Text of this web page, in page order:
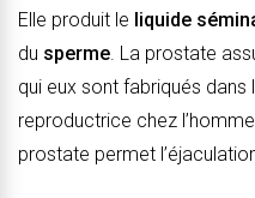
Elle produit le liquide
du sperme. La prostate
qui eux sont fabriqués dans
reproductrice chez
prostate permet